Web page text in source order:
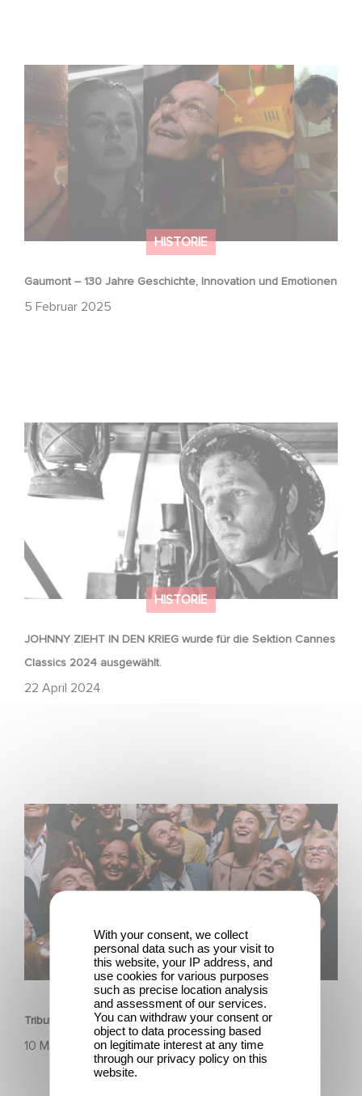
HISTORIE
Gaumont – 130 Jahre Geschichte, Innovation und Emotionen
5 Februar 2025
Gaumont – 130 Jahre Geschichte, Innovation und
Emotionen
HISTORIE
JOHNNY ZIEHT IN DEN KRIEG wurde für die Sektion Cannes
Classics 2024 ausgewählt.
22 April 2024
JOHNNY ZIEHT IN DEN KRIEG wurde für die Sektion
Cannes Classics 2024 ausgewählt.
HISTORIE
Tribute to Jean-Pierre Bacri
10 Mai 2023
Tribute to Jean-Pierre Bacri
With your consent, we collect
personal data such as your visit to
this website, your IP address, and
use cookies for various purposes
such as precise location analysis
and assessment of our services.
You can withdraw your consent or
object to data processing based
on legitimate interest at any time
through our privacy policy on this
website.